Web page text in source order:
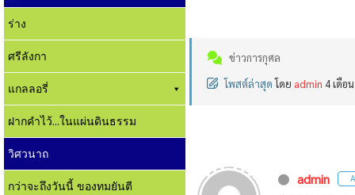
ร่าง
ศรีลังกา
แกลลอรี่
ฝากคำไว้...ในแผ่นดินธรรม
วิศวนาถ
กว่าจะถึงวันนี้ ของทมยันตี
ข่าวการกุศล
โพสต์ล่าสุด โดย admin 4 เดือ
admin